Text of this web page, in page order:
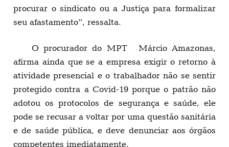
procurar o sindicato ou a Justiça para formalizar
seu afastamento”, ressalta.
O procurador do MPT Márcio Amazonas,
afirma ainda que se a empresa exigir o retorno à
atividade presencial e o trabalhador não se sentir
protegido contra a Covid-19 porque o patrão não
adotou os protocolos de segurança e saúde, ele
pode se recusar a voltar por uma questão sanitária
e de saúde pública, e deve denunciar aos órgãos
competentes imediatamente.